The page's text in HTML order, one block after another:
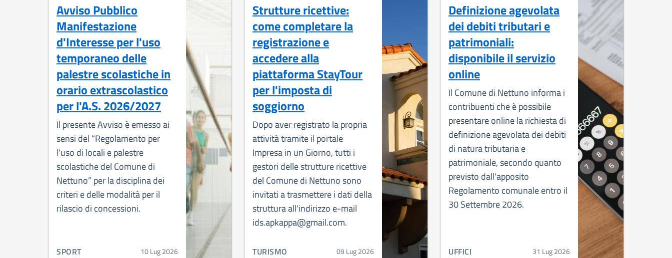
Avviso Pubblico
Manifestazione
d'Interesse per l'uso
temporaneo delle
palestre scolastiche in
orario extrascolastico
per l'A.S. 2026/2027
Il presente Avviso è emesso ai
sensi del “Regolamento per
l'uso di locali e palestre
scolastiche del Comune di
Nettuno” per la disciplina dei
criteri e delle modalità per il
rilascio di concessioni.
CATEGORIA CORRELATA:
SPORT 10 Lug 2026
Strutture ricettive:
come completare la
registrazione e
accedere alla
piattaforma StayTour
per l'imposta di
soggiorno
Dopo aver registrato la propria
attività tramite il portale
Impresa in un Giorno, tutti i
gestori delle strutture ricettive
del Comune di Nettuno sono
invitati a trasmettere i dati della
struttura all'indirizzo e-mail
ids.apkappa@gmail.com.
CATEGORIA CORRELATA:
TURISMO 09 Lug 2026
Definizione agevolata
dei debiti tributari e
patrimoniali:
disponibile il servizio
online
Il Comune di Nettuno informa i
contribuenti che è possibile
presentare online la richiesta di
definizione agevolata dei debiti
di natura tributaria e
patrimoniale, secondo quanto
previsto dall'apposito
Regolamento comunale entro il
30 Settembre 2026.
CATEGORIA CORRELATA:
UFFICI 31 Lug 2026